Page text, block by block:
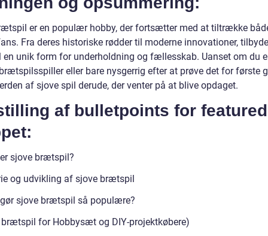
er en populær hobby, der fortsætter med at tiltrække
Fra deres historiske rødder til moderne innovationer,
unik form for underholdning og fællesskab. Uanset om du
eller bare nysgerrig efter at prøve det for første
af sjove spil derude, der venter på at blive opdaget.
af bulletpoints for featured
sjove brætspil?
og udvikling af sjove brætspil
sjove brætspil så populære?
for Hobbysæt og DIY-projektkøbere)